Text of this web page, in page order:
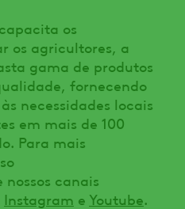
os
os agricultores, a
gama de produtos
fornecendo
necessidades locais
em mais de 100
Para mais
nossos canais
Instagram e Youtube.